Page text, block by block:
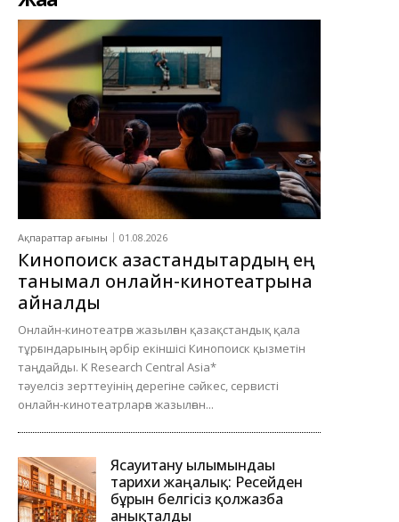
Ақпараттар ағыны 01.08.2026
Кинопоиск қазақстандықтардың ең
танымал онлайн-кинотеатрына
айналды
Онлайн-кинотеатрға жазылған қазақстандық қала
тұрғындарының әрбір екіншісі Кинопоиск қызметін
таңдайды. K Research Central Asia*
тәуелсіз зерттеуінің дерегіне сәйкес, сервисті
онлайн-кинотеатрларға жазылған...
Ясауитану ғылымындағы
тарихи жаңалық: Ресейден
бұрын белгісіз қолжазба
анықталды